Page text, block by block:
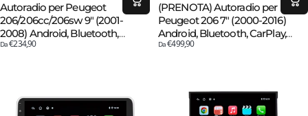
Autoradio per Peugeot
206/206cc/206sw 9" (2001-
2008) Android, Bluetooth,
CarPlay, Android Auto,
Da€234,90
(PRENOTA) Autoradio per
Peugeot 206 7" (2000-2016)
Android, Bluetooth, CarPlay,
Android Auto, 4GB/8GB Ram
Da€499,90